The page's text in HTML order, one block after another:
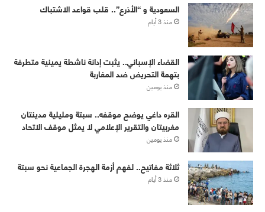
‏⁧‫السعودية‬⁩ و “الأذرع”.. قلب قواعد الاشتباك
منذ 3 أيام
القضاء الإسباني.. يثبت إدانة ناشطة يمينية متطرفة
بتهمة التحريض ضد المغاربة
منذ يومين
القره داغي يوضح موقفه.. سبتة ومليلية مدينتان
مغربيتان والتقرير الإعلامي لا يمثل موقف الاتحاد
منذ يومين
ثلاثة مفاتيح.. لفهم أزمة الهجرة الجماعية نحو سبتة
منذ 3 أيام